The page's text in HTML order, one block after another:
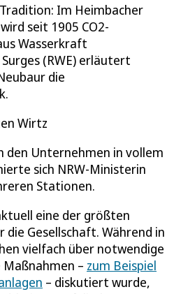
Im Heimbacher
seit 1905 CO2-
Wasserkraft
(RWE) erläutert
die
Wirtz
den Unternehmen in vollem
sich NRW-Ministerin
Stationen.
eine der größten
Gesellschaft. Während in
vielfach über notwendige
– zum Beispiel
– diskutiert wurde,